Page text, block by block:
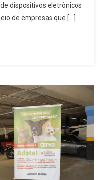
De
R$
dispositivos eletrônicos
de empresas que […]